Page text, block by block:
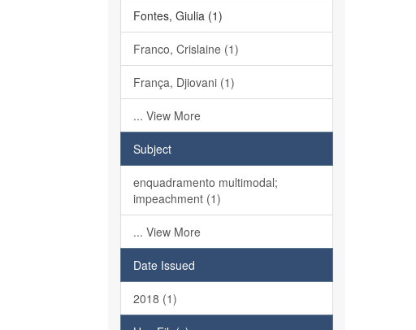
Fontes, Giulia (1)
Franco, Crislaine (1)
França, Djiovani (1)
... View More
Subject
enquadramento multimodal;
impeachment (1)
... View More
Date Issued
2018 (1)